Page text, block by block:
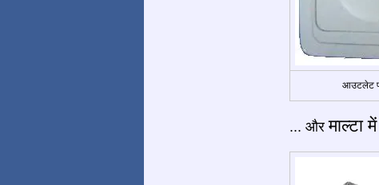
आउटलेट
... औरमाल्टा में